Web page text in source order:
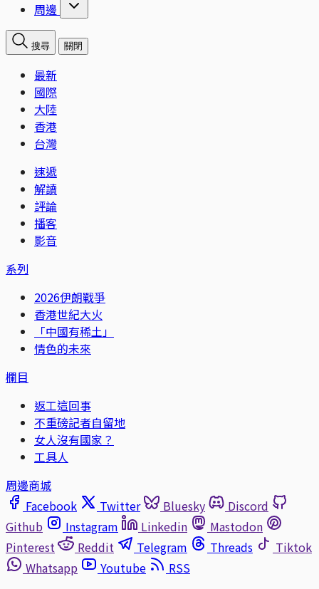
周邊
搜尋 關閉
最新
國際
大陸
香港
台灣
速遞
解讀
評論
播客
影音
系列
2026伊朗戰爭
香港世紀大火
「中國有稀土」
情色的未來
欄目
返工這回事
不重磅記者自留地
女人沒有國家？
工具人
周邊商城
Facebook
Twitter Bluesky
Discord
Github
Instagram Linkedin
Mastodon
Pinterest
Reddit Telegram Threads
Tiktok
Whatsapp
Youtube
RSS